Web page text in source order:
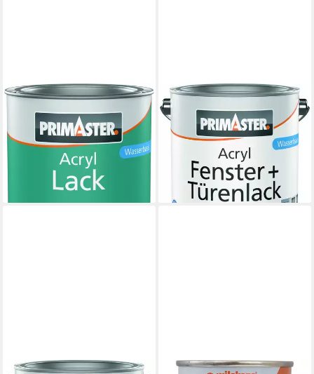
PRIMASTER
Acryl-Buntlack Primaster
Acryl Lack cremeweiß
glänzend 750 ml
lieferbar - in 2-3 Werktagen bei dir
PRIMASTER
Acryl-Buntlack Primaster
Acryl Fenster + Türenlack
weiß glänzend
33,79 €
(16,90 €/ 1 l)
lieferbar - in 2-3 Werktagen bei dir